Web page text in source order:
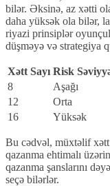
bilər. Əksinə, az xətti
daha yüksək ola bilər,
riyazi prinsiplər
düşməyə və strategiya
Xətt Sayı Risk
8
Aşağı
12
Orta
16
Yüksək
Bu cədvəl, müxtəlif xətt
qazanma ehtimalı
qazanma şanslarını
seçə bilərlər.